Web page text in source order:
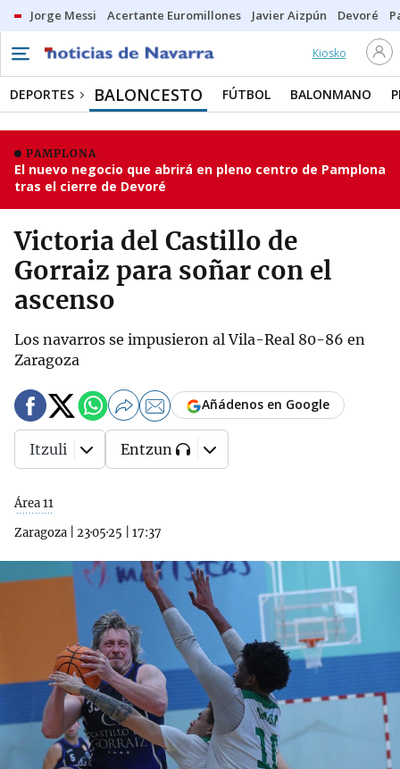
Jorge Messi Acertante Euromillones Javier Aizpún Devoré
Kiosko
DEPORTES BALONCESTO FÚTBOL BALONMANO
PAMPLONA
El nuevo negocio que abrirá en pleno centro de Pamplona
tras el cierre de Devoré
Victoria del Castillo de
Gorraiz para soñar con el
ascenso
Los navarros se impusieron al Vila-Real 80-86 en
Zaragoza
Área 11
Zaragoza
23·05·25 17:37
Añádenos en Google
Itzuli Entzun